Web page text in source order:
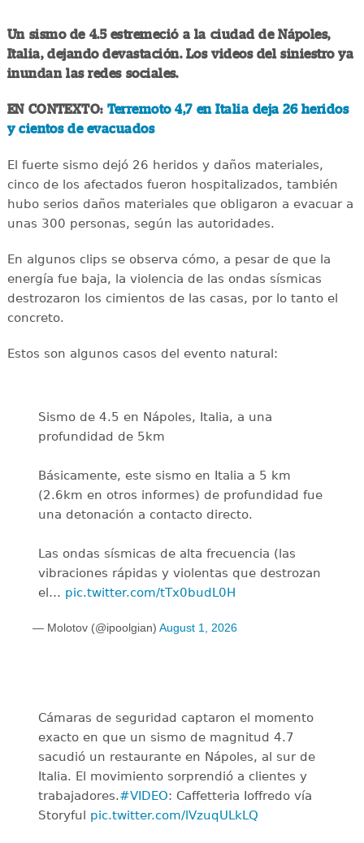
Un sismo de 4.5 estremeció a la ciudad de Nápoles,
Italia, dejando devastación. Los videos del siniestro ya
inundan las redes sociales.
EN CONTEXTO: Terremoto 4,7 en Italia deja 26 heridos
y cientos de evacuados
El fuerte sismo dejó 26 heridos y daños materiales,
cinco de los afectados fueron hospitalizados, también
hubo serios daños materiales que obligaron a evacuar a
unas 300 personas, según las autoridades.
En algunos clips se observa cómo, a pesar de que la
energía fue baja, la violencia de las ondas sísmicas
destrozaron los cimientos de las casas, por lo tanto el
concreto.
Estos son algunos casos del evento natural:
Sismo de 4.5 en Nápoles, Italia, a una
profundidad de 5km
Básicamente, este sismo en Italia a 5 km
(2.6km en otros informes) de profundidad fue
una detonación a contacto directo.
Las ondas sísmicas de alta frecuencia (las
vibraciones rápidas y violentas que destrozan
el… pic.twitter.com/tTx0budL0H
— Molotov (@ipoolgian) August 1, 2026
Cámaras de seguridad captaron el momento
exacto en que un sismo de magnitud 4.7
sacudió un restaurante en Nápoles, al sur de
Italia. El movimiento sorprendió a clientes y
trabajadores.#VIDEO: Caffetteria Ioffredo vía
Storyful pic.twitter.com/lVzuqULkLQ